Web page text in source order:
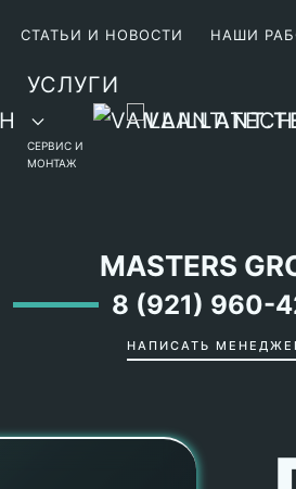
СТАТЬИ И НОВОСТИ НАШИ
УСЛУГИ
СЕРВИС И
МОНТАЖ
MASTERS
8 (921) 960-
НАПИСАТЬ